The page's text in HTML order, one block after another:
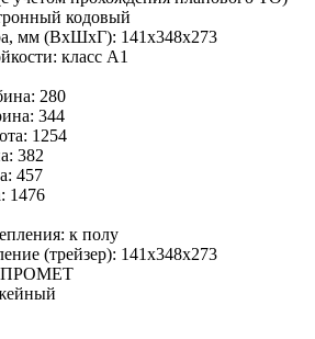
кодовый
мм (ВхШхГ): 141x348x273
класс А1
280
344
1254
382
457
1476
к полу
(трейзер): 141x348x273
ПРОМЕТ